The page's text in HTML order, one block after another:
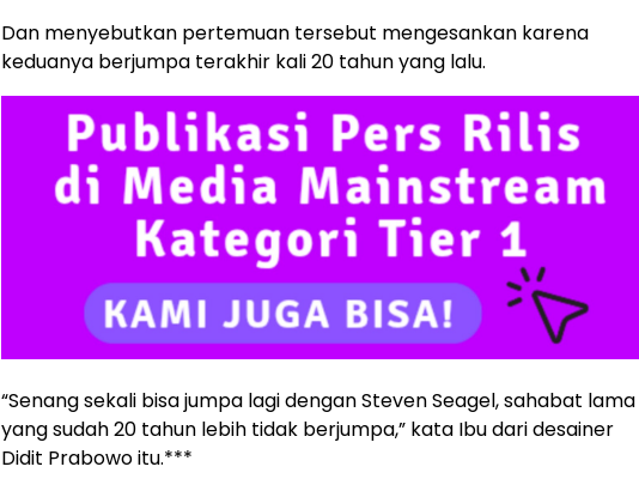
Dan menyebutkan pertemuan tersebut mengesankan karena
keduanya berjumpa terakhir kali 20 tahun yang lalu.
“Senang sekali bisa jumpa lagi dengan Steven Seagel, sahabat lama
yang sudah 20 tahun lebih tidak berjumpa,” kata Ibu dari desainer
Didit Prabowo itu.***